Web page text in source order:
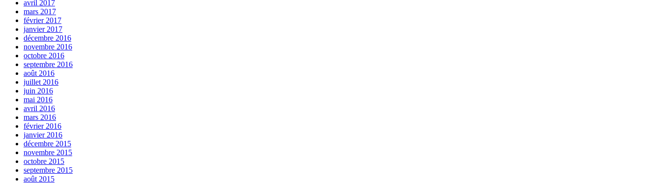
avril 2017
mars 2017
février 2017
janvier 2017
décembre 2016
novembre 2016
octobre 2016
septembre 2016
août 2016
juillet 2016
juin 2016
mai 2016
avril 2016
mars 2016
février 2016
janvier 2016
décembre 2015
novembre 2015
octobre 2015
septembre 2015
août 2015